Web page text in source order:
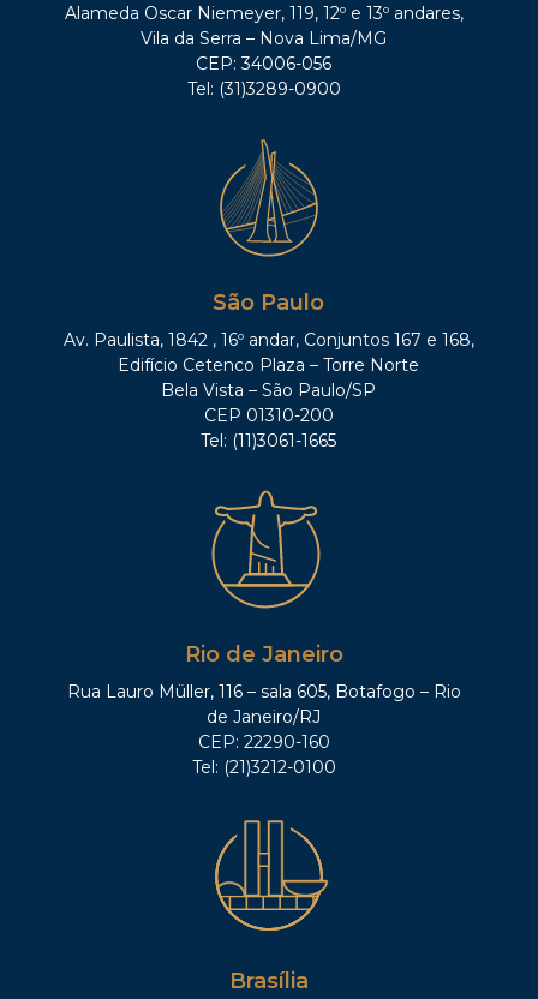
Alameda Oscar Niemeyer, 119, 12º e 13º andares,
Vila da Serra – Nova Lima/MG
CEP: 34006-056
Tel: (31)3289-0900
São Paulo
Av. Paulista, 1842 , 16º andar, Conjuntos 167 e 168,
Edifício Cetenco Plaza – Torre Norte
Bela Vista – São Paulo/SP
CEP 01310-200
Tel: (11)3061-1665
Rio de Janeiro
Rua Lauro Müller, 116 – sala 605, Botafogo – Rio
de Janeiro/RJ
CEP: 22290-160
Tel: (21)3212-0100
Brasília